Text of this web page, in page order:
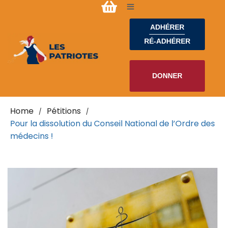
ADHÉRER
RÉ-ADHÉRER
DONNER
Home / Pétitions /
Pour la dissolution du Conseil National de l’Ordre des
médecins !